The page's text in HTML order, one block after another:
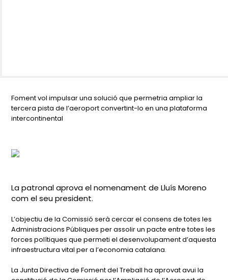
Foment vol impulsar una solució que permetria ampliar la
tercera pista de l’aeroport convertint-lo en una plataforma
intercontinental
La patronal aprova el nomenament de Lluís Moreno
com el seu president.
L’objectiu de la Comissió serà cercar el consens de totes les
Administracions Públiques per assolir un pacte entre totes les
forces polítiques que permeti el desenvolupament d’aquesta
infraestructura vital per a l’economia catalana.
La Junta Directiva de Foment del Treball ha aprovat avui la